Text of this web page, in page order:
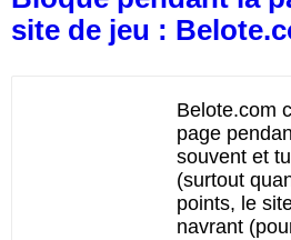
site de jeu :
Belote.com
page
souvent et
(surtout
points, le
navrant